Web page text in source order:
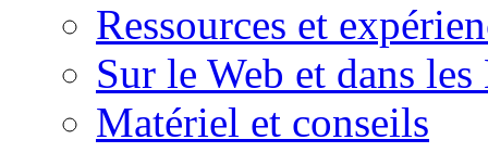
Ressources et
Sur le Web et dans
Matériel et conseils